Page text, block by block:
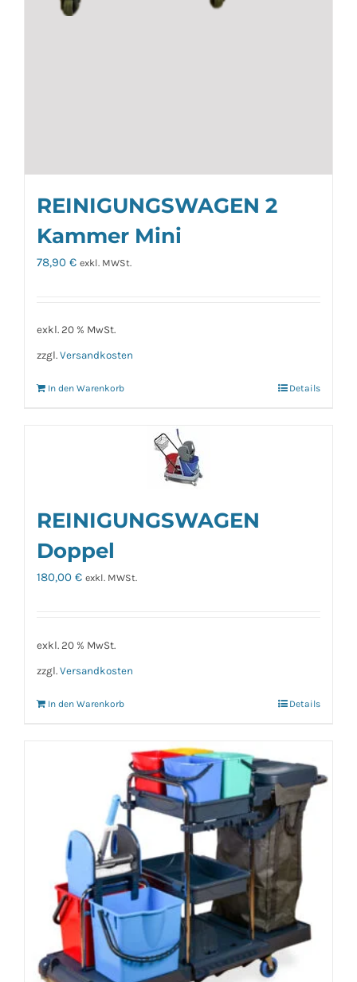
REINIGUNGSWAGEN 2
Kammer Mini
78,90 € exkl. MWSt.
exkl. 20 % MwSt.
zzgl. Versandkosten
In den Warenkorb Details
REINIGUNGSWAGEN
Doppel
180,00 € exkl. MWSt.
exkl. 20 % MwSt.
zzgl. Versandkosten
In den Warenkorb Details